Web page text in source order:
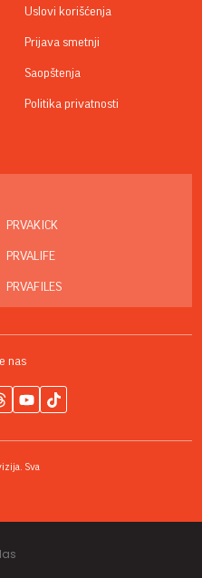
Uslovi korišćenja
Prijava smetnji
Saopštenja
Politika privatnosti
PRVAKICK
PRVALIFE
PRVAFILES
nas
Sva